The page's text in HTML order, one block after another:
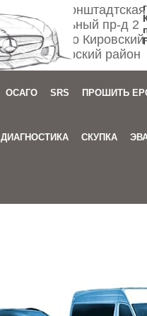
Спб ул.
Мебельный пр-д 2
м. Автово
Приморский район
ОСАГО SRS ПРОШИТЬ
ДИАГНОСТИКА СКУПКА